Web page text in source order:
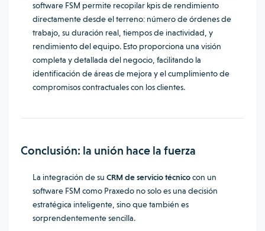
software FSM permite recopilar kpis de rendimiento
directamente desde el terreno: número de órdenes de
trabajo, su duración real, tiempos de inactividad, y
rendimiento del equipo. Esto proporciona una visión
completa y detallada del negocio, facilitando la
identificación de áreas de mejora y el cumplimiento de
compromisos contractuales con los clientes.
Conclusión: la unión hace la fuerza
La integración de su CRM de servicio técnicocon un
software FSM como Praxedo no solo es una decisión
estratégica inteligente, sino que también es
sorprendentemente sencilla.